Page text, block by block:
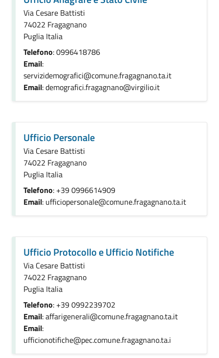
Via Cesare Battisti
74022 Fragagnano
Puglia Italia
Telefono: 0996418786
Email:
servizidemografici@comune.fragagnano.ta.it
Email: demografici.fragagnano@virgilio.it
Ufficio Personale
Via Cesare Battisti
74022 Fragagnano
Puglia Italia
Telefono: +39 0996614909
Email: ufficiopersonale@comune.fragagnano.ta.it
Ufficio Protocollo e Ufficio Notifiche
Via Cesare Battisti
74022 Fragagnano
Puglia Italia
Telefono: +39 0992239702
Email: affarigenerali@comune.fragagnano.ta.it
Email:
ufficionotifiche@pec.comune.fragagnano.ta.i